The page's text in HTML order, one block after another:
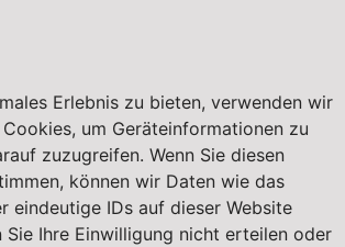
Erlebnis zu bieten, verwenden wir
um Geräteinformationen zu
zuzugreifen. Wenn Sie diesen
können wir Daten wie das
eindeutige IDs auf dieser Website
Sie Ihre Einwilligung nicht erteilen oder